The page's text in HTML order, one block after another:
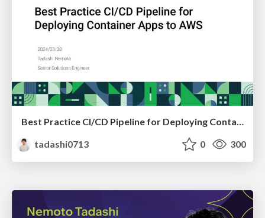
tadashi0713
0 300